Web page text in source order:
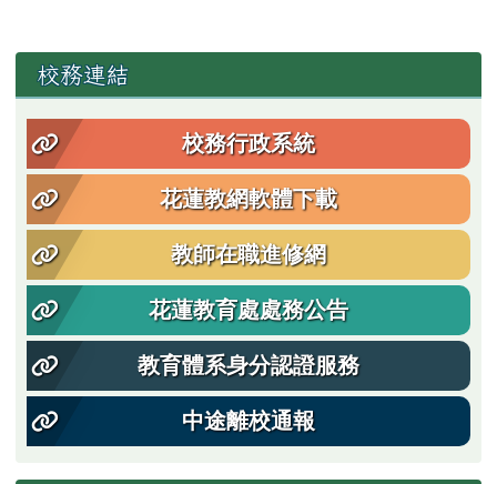
左邊區域內容
校務連結
校務行政系統
花蓮教網軟體下載
教師在職進修網
花蓮教育處處務公告
教育體系身分認證服務
中途離校通報